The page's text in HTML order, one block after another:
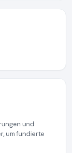
und
um fundierte